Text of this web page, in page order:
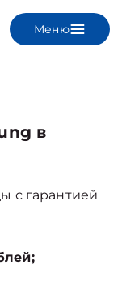
Меню
в
с гарантией